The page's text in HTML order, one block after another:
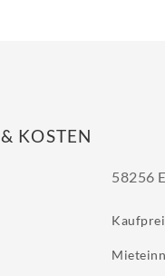
KOSTEN
58256